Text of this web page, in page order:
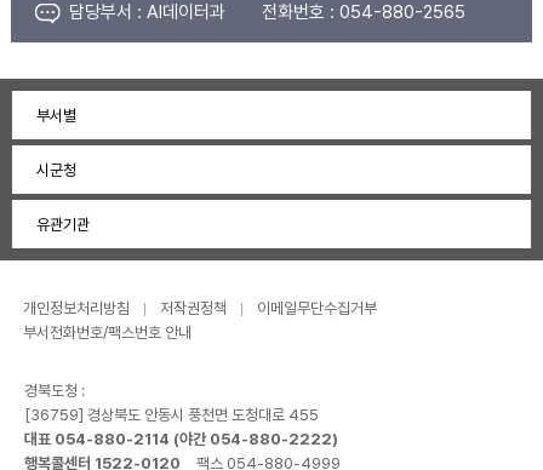
담당부서 : AI데이터과 전화번호 : 054-880-2565
부서별
시군청
유관기관
개인정보처리방침 저작권정책
이메일무단수집거부
부서전화번호/팩스번호 안내
경북도청 :
[36759] 경상북도 안동시 풍천면 도청대로 455
대표 054-880-2114 (야간 054-880-2222)
행복콜센터 1522-0120
팩스 054-880-4999